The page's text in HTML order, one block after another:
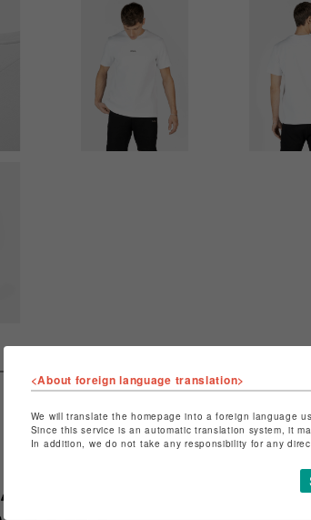
<About foreign language translation>
We will translate the homepage into a foreign language
Since this service is an automatic translation system, it
In addition, we do not take any responsibility for any